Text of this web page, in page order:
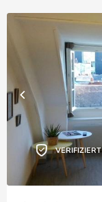
VERIFIZIERT